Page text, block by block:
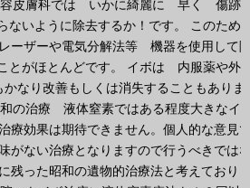
容皮膚科では いかに綺麗に 早く 傷跡
ないように除去するか！です。 このため
ーザーや電気分解法等 機器を使用して
とがほとんどです。 イボは 内服薬や外
かなり改善もしくは消失することもありま
の治療 液体窒素ではある程度大きなイ
療効果は期待できません。個人的な意見
がない治療となりますので行うべきでは
残った昭和の遺物的治療法と考えており